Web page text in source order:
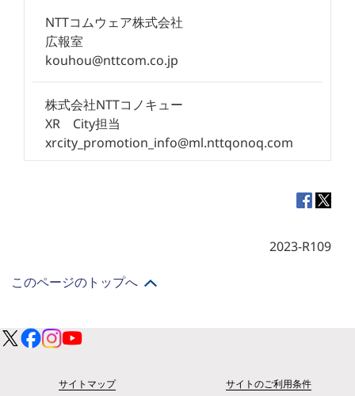
NTTコムウェア株式会社
広報室
kouhou@nttcom.co.jp
株式会社NTTコノキュー
XR City担当
xrcity_promotion_info@ml.nttqonoq.com
2023-R109
このページのトップへ
サイトマップ サイトのご利用条件